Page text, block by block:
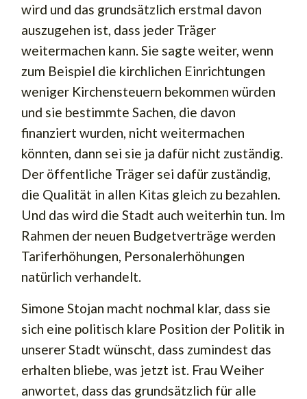
wird und das grundsätzlich erstmal davon
auszugehen ist, dass jeder Träger
weitermachen kann. Sie sagte weiter, wenn
zum Beispiel die kirchlichen Einrichtungen
weniger Kirchensteuern bekommen würden
und sie bestimmte Sachen, die davon
finanziert wurden, nicht weitermachen
könnten, dann sei sie ja dafür nicht zuständig.
Der öffentliche Träger sei dafür zuständig,
die Qualität in allen Kitas gleich zu bezahlen.
Und das wird die Stadt auch weiterhin tun. Im
Rahmen der neuen Budgetverträge werden
Tariferhöhungen, Personalerhöhungen
natürlich verhandelt.
Simone Stojan macht nochmal klar, dass sie
sich eine politisch klare Position der Politik in
unserer Stadt wünscht, dass zumindest das
erhalten bliebe, was jetzt ist. Frau Weiher
anwortet, dass das grundsätzlich für alle